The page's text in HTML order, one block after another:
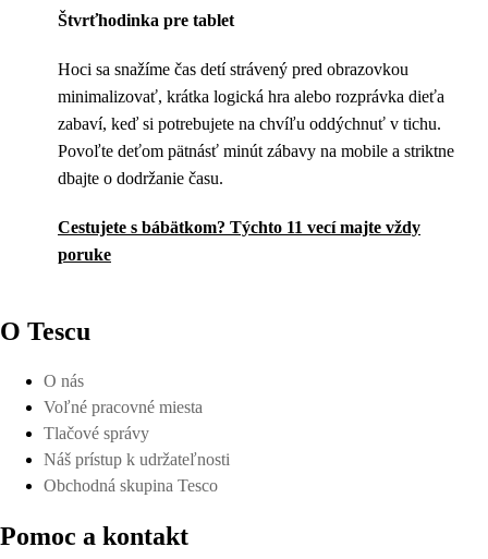
Štvrťhodinka pre tablet
Hoci sa snažíme čas detí strávený pred obrazovkou
minimalizovať, krátka logická hra alebo rozprávka dieťa
zabaví, keď si potrebujete na chvíľu oddýchnuť v tichu.
Povoľte deťom pätnásť minút zábavy na mobile a striktne
dbajte o dodržanie času.
Cestujete s bábätkom? Týchto 11 vecí majte vždy
poruke
O Tescu
O nás
Voľné pracovné miesta
Tlačové správy
Náš prístup k udržateľnosti
Obchodná skupina Tesco
Pomoc a kontakt